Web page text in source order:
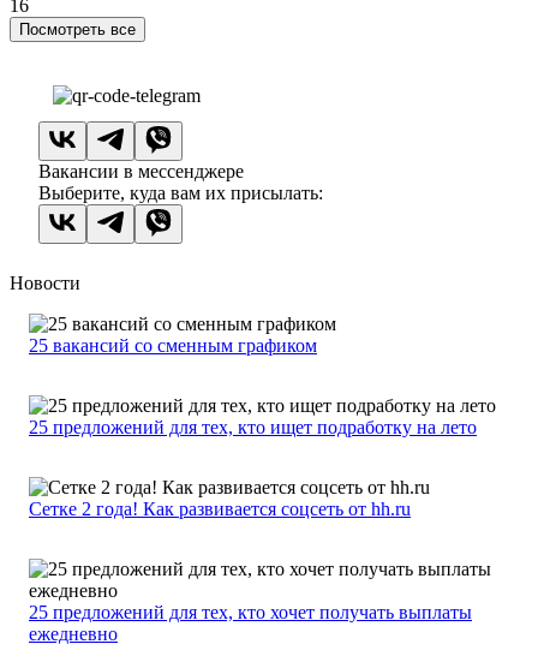
16
Посмотреть все
Вакансии в мессенджере
Выберите, куда вам их присылать:
Новости
25 вакансий со сменным графиком
25 предложений для тех, кто ищет подработку на лето
Сетке 2 года! Как развивается соцсеть от hh.ru
25 предложений для тех, кто хочет получать выплаты
ежедневно